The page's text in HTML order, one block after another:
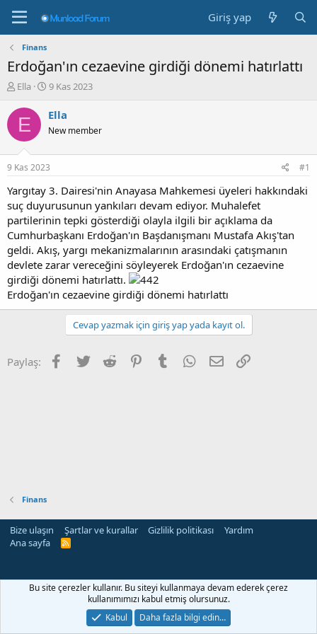
Giriş yap
Finans
Erdoğan'ın cezaevine girdiği dönemi hatırlattı
K
n
b
u
u
b
a
l
a
t
a
n
Ella
B
ş
a
g
ı
ç
a
r
i
h
i
9 Kas 2023
E Ella
New member
9 Kas 2023 #1
Yargıtay 3. Dairesi'nin Anayasa Mahkemesi üyeleri hakkındaki
suç duyurusunun yankıları devam ediyor. Muhalefet
partilerinin tepki gösterdiği olayla ilgili bir açıklama da
Cumhurbaşkanı Erdoğan'ın Başdanışmanı Mustafa Akış'tan
geldi. Akış, yargı mekanizmalarının arasındaki çatışmanın
devlete zarar vereceğini söyleyerek Erdoğan'ın cezaevine
girdiği dönemi hatırlattı.
Erdoğan'ın cezaevine girdiği dönemi hatırlattı
Cevap yazmak için giriş yap yada kayıt ol.
Paylaş: Facebook
Twitter Reddit PinterestTumblr WhatsApp
E-posta
Finans
Bize ulaşın Şartlar ve kurallar Gizlilik politikası
Yardım
Ana sayfa
R
Bu site çerezler kullanır. Bu siteyi kullanmaya devam ederek çerez
kullanımımızı kabul etmiş olursunuz.
Kabul
Daha fazla bilgi edin…